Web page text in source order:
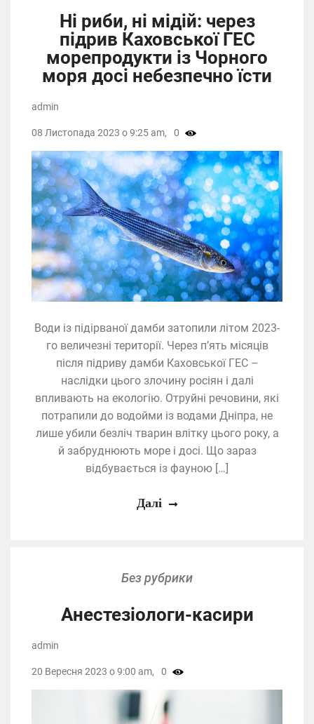
Ні риби, ні мідій: через
підрив Каховської ГЕС
морепродукти із Чорного
моря досі небезпечно їсти
Води із підірваної дамби затопили літом 2023-
го величезні території. Через п’ять місяців
після підриву дамби Каховської ГЕС –
наслідки цього злочину росіян і далі
впливають на екологію. Отруйні речовини, які
потрапили до водойми із водами Дніпра, не
лише убили безліч тварин влітку цього року, а
й забруднюють море і досі. Що зараз
відбувається із фауною […]
admin
08 Листопада 2023 о 9:25 am, 0
Далі
Без рубрики
Анестезіологи-касири
admin
20 Вересня 2023 о 9:00 am, 0